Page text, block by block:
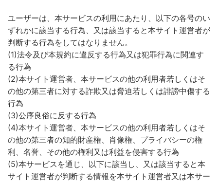
ユーザーは、本サービスの利用にあたり、以下の各号のい
ずれかに該当する行為、又は該当すると本サイト運営者が
判断する行為をしてはなりません。
(1)法令及び本規約に違反する行為又は犯罪行為に関連す
る行為
(2)本サイト運営者、本サービスの他の利用者若しくはそ
の他の第三者に対する詐欺又は脅迫若しくは誹謗中傷する
行為
(3)公序良俗に反する行為
(4)本サイト運営者、本サービスの他の利用者若しくはそ
の他の第三者の知的財産権、肖像権、プライバシーの権
利、名誉、その他の権利又は利益を侵害する行為
(5)本サービスを通じ、以下に該当し、又は該当すると本
サイト運営者が判断する情報を本サイト運営者又は本サー